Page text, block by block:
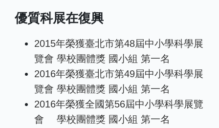
優質科展在復興
2015年榮獲臺北市第48屆中小學科學展
覽會 學校團體獎 國小組 第一名
2016年榮獲臺北市第49屆中小學科學展
覽會 學校團體獎 國小組 第一名
2016年榮獲全國第56屆中小學科學展覽
會 學校團體獎 國小組 第一名